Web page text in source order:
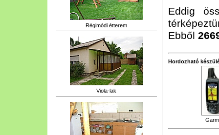
Régimódi étterem
Viola-lak
Eddig
Ebből
Hordozható